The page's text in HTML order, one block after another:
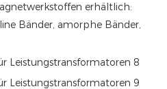
erhältlich:
Bänder, amorphe Bänder,